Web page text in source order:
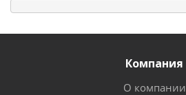
Компания
О компании